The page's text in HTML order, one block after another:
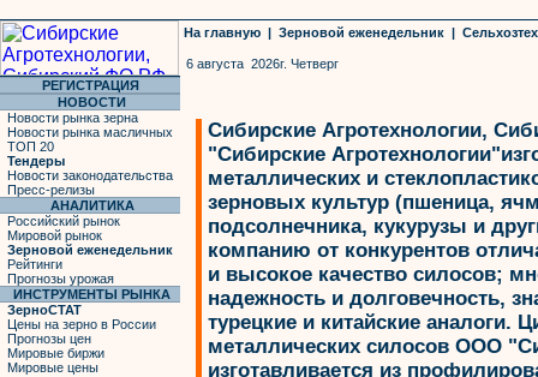
На главную | Зерновой еженедельник |
6 августа 2026г. Четверг
РЕГИСТРАЦИЯ
НОВОСТИ
Новости рынка зерна
Новости рынка масличных
ТОП 20
Тендеры
Новости законодательства
Пресс-релизы
АНАЛИТИКА
Российский рынок
Мировой рынок
Зерновой еженедельник
Рейтинги
Прогнозы урожая
ИНСТРУМЕНТЫ РЫНКА
ЗерноСТАТ
Цены на зерно в России
Прогнозы цен
Мировые биржи
Мировые цены
Сибирские Агротехнологии,
"Сибирские
металлических и
зерновых культур (пшеница,
подсолнечника, кукурузы и
компанию от конкурентов
и высокое качество силосов;
надежность и долговечность,
турецкие и китайские аналоги.
металлических силосов ООО
изготавливается из